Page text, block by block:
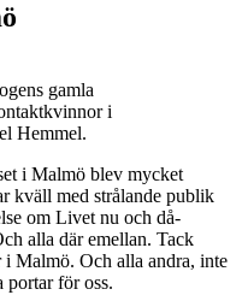
gamla
i
Hemmel.
i Malmö blev mycket
kväll med strålande publik
om Livet nu och då-
alla där emellan. Tack
Malmö. Och alla andra, inte
portar för oss.